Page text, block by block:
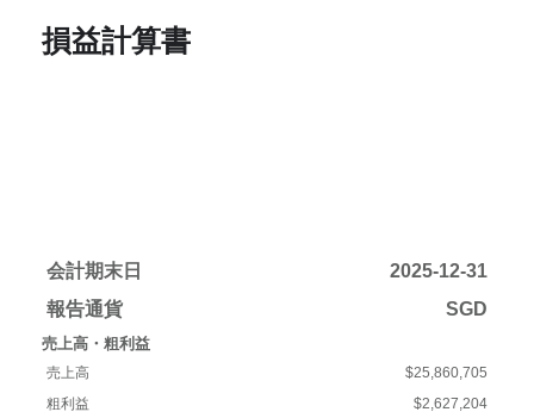
損益計算書
会計期末日
2025-12-31
報告通貨
SGD
売上高・粗利益
売上高
$25,860,705
粗利益
$2,627,204